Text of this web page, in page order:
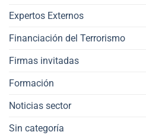
Expertos Externos
Financiación del Terrorismo
Firmas invitadas
Formación
Noticias sector
Sin categoría